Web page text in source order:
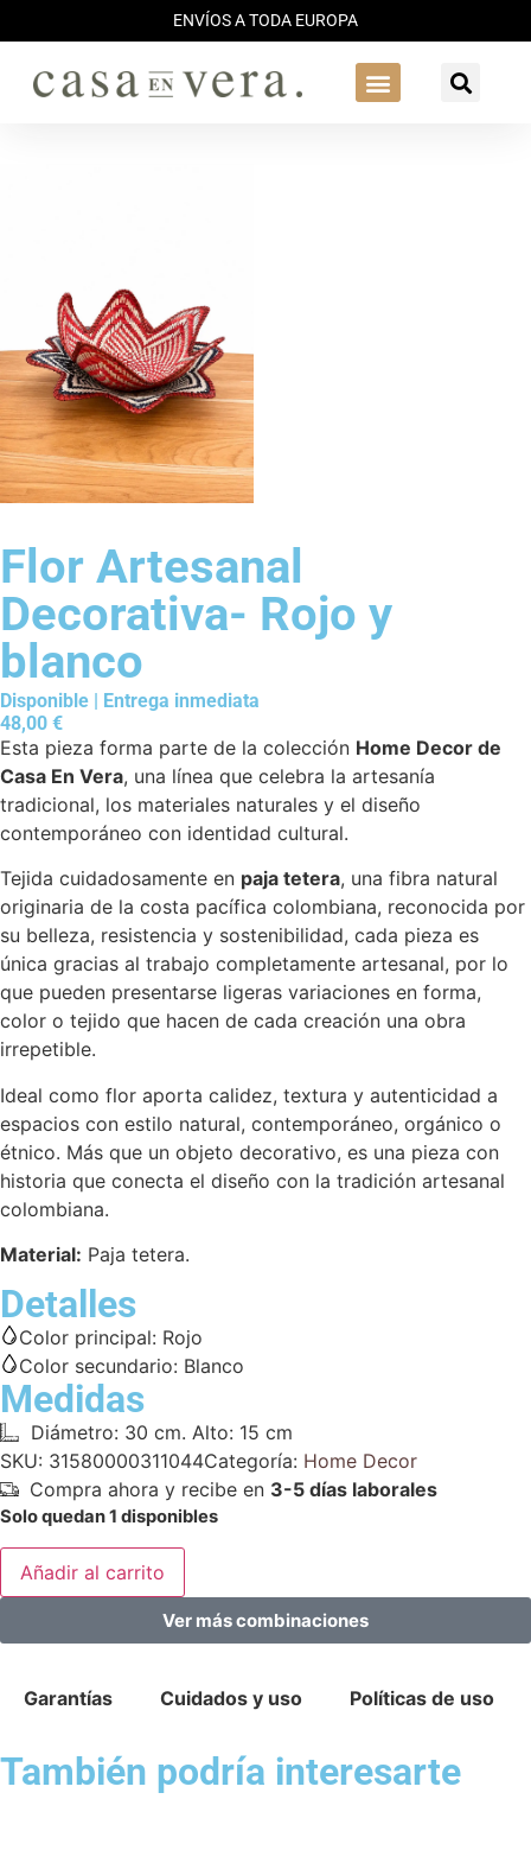
ENVÍOS A TODA EUROPA
Flor Artesanal
Decorativa- Rojo y
blanco
Disponible | Entrega inmediata
48,00 €
Esta pieza forma parte de la colección Home Decor de
Casa En Vera, una línea que celebra la artesanía
tradicional, los materiales naturales y el diseño
contemporáneo con identidad cultural.
Tejida cuidadosamente en paja tetera, una fibra natural
originaria de la costa pacífica colombiana, reconocida por
su belleza, resistencia y sostenibilidad, cada pieza es
única gracias al trabajo completamente artesanal, por lo
que pueden presentarse ligeras variaciones en forma,
color o tejido que hacen de cada creación una obra
irrepetible.
Ideal como flor aporta calidez, textura y autenticidad a
espacios con estilo natural, contemporáneo, orgánico o
étnico. Más que un objeto decorativo, es una pieza con
historia que conecta el diseño con la tradición artesanal
colombiana.
Material: Paja tetera.
Detalles
Color principal: Rojo
Color secundario: Blanco
Medidas
Diámetro: 30 cm. Alto: 15 cm
SKU: 31580000311044Categoría: Home Decor
Compra ahora y recibe en 3-5 días laborales
Solo quedan 1 disponibles
Añadir al carrito
Ver más combinaciones
Garantías Cuidados y uso Políticas de uso
También podría interesarte